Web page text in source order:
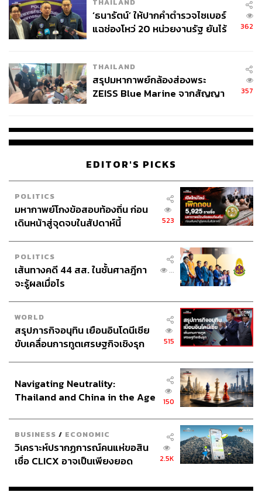
‘ธนารัตน์’ ให้ปากคำตำรวจไซเบอร์
แฉช่องโหว่ 20 หน่วยงานรัฐ ยันไร้
362
THAILAND
สรุปมหากาพย์กล้องส่องพระ
ZEISS Blue Marine จากสัญญา
จ่ายหนี้-แอบระบุแบรนด์
357
EDITOR'S PICKS
POLITICS
มหากาพย์โกงข้อสอบท้องถิ่น ก่อน
เดินหน้าสู่จุดจบในสัปดาห์นี้
523
POLITICS
เส้นทางคดี 44 สส. ในชั้นศาลฎีกา
จะรู้ผลเมื่อไร
...
WORLD
สรุปภารกิจอนุทิน เยือนอินโดนีเซีย
ขับเคลื่อนการทูตเศรษฐกิจเชิงรุก
515
Navigating Neutrality:
Thailand and China in the Age
150
BUSINESS / ECONOMIC
วิเคราะห์ปรากฏการณ์คนแห่ขอสิน
เชื่อ CLICX อาจเป็นเพียงยอด
เรือนไทยที่ถูกซุกไว้
2.5K